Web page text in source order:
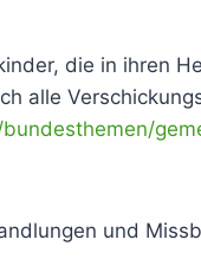
die in ihren
alle
und